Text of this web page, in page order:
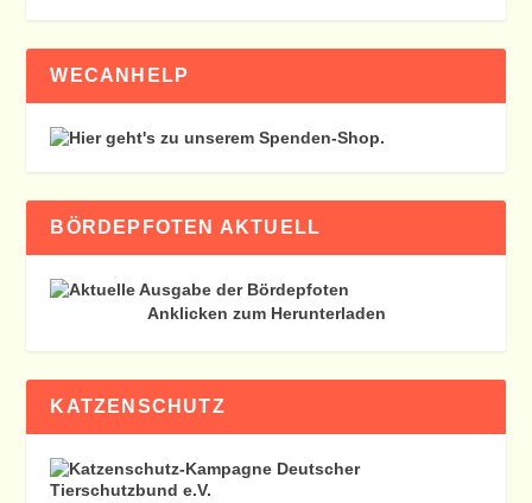
WECANHELP
BÖRDEPFOTEN AKTUELL
Anklicken zum Herunterladen
KATZENSCHUTZ